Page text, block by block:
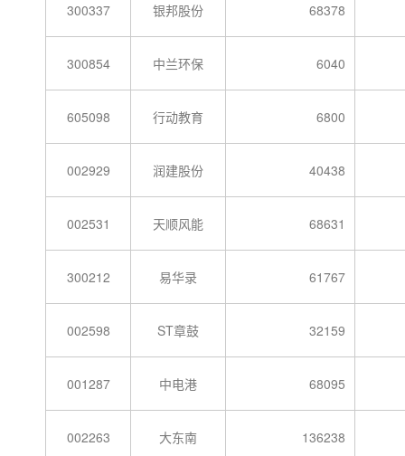
300337 银邦股份 68378
300854 中兰环保 6040
605098 行动教育 6800
002929 润建股份 40438
002531 天顺风能 68631
300212 易华录 61767
002598 ST章鼓 32159
001287 中电港 68095
002263 大东南 136238